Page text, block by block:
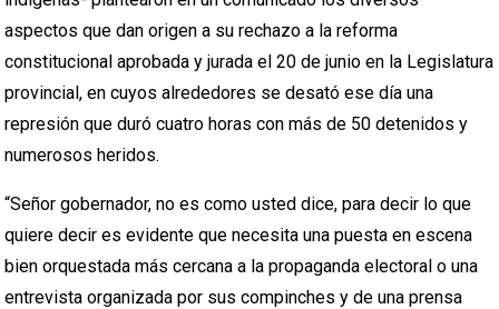
aspectos que dan origen a su rechazo a la reforma
constitucional aprobada y jurada el 20 de junio en la Legislatura
provincial, en cuyos alrededores se desató ese día una
represión que duró cuatro horas con más de 50 detenidos y
numerosos heridos.
“Señor gobernador, no es como usted dice, para decir lo que
quiere decir es evidente que necesita una puesta en escena
bien orquestada más cercana a la propaganda electoral o una
entrevista organizada por sus compinches y de una prensa